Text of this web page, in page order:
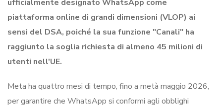
ufficialmente designato WhatsApp come
piattaforma online di grandi dimensioni (VLOP) ai
sensi del DSA, poiché la sua funzione "Canali" ha
raggiunto la soglia richiesta di almeno 45 milioni di
utenti nell'UE.
Meta ha quattro mesi di tempo, fino a metà maggio 2026,
per garantire che WhatsApp si conformi agli obblighi